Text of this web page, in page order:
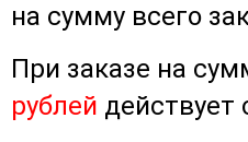
на сумму всего
При заказе на
рублей действует